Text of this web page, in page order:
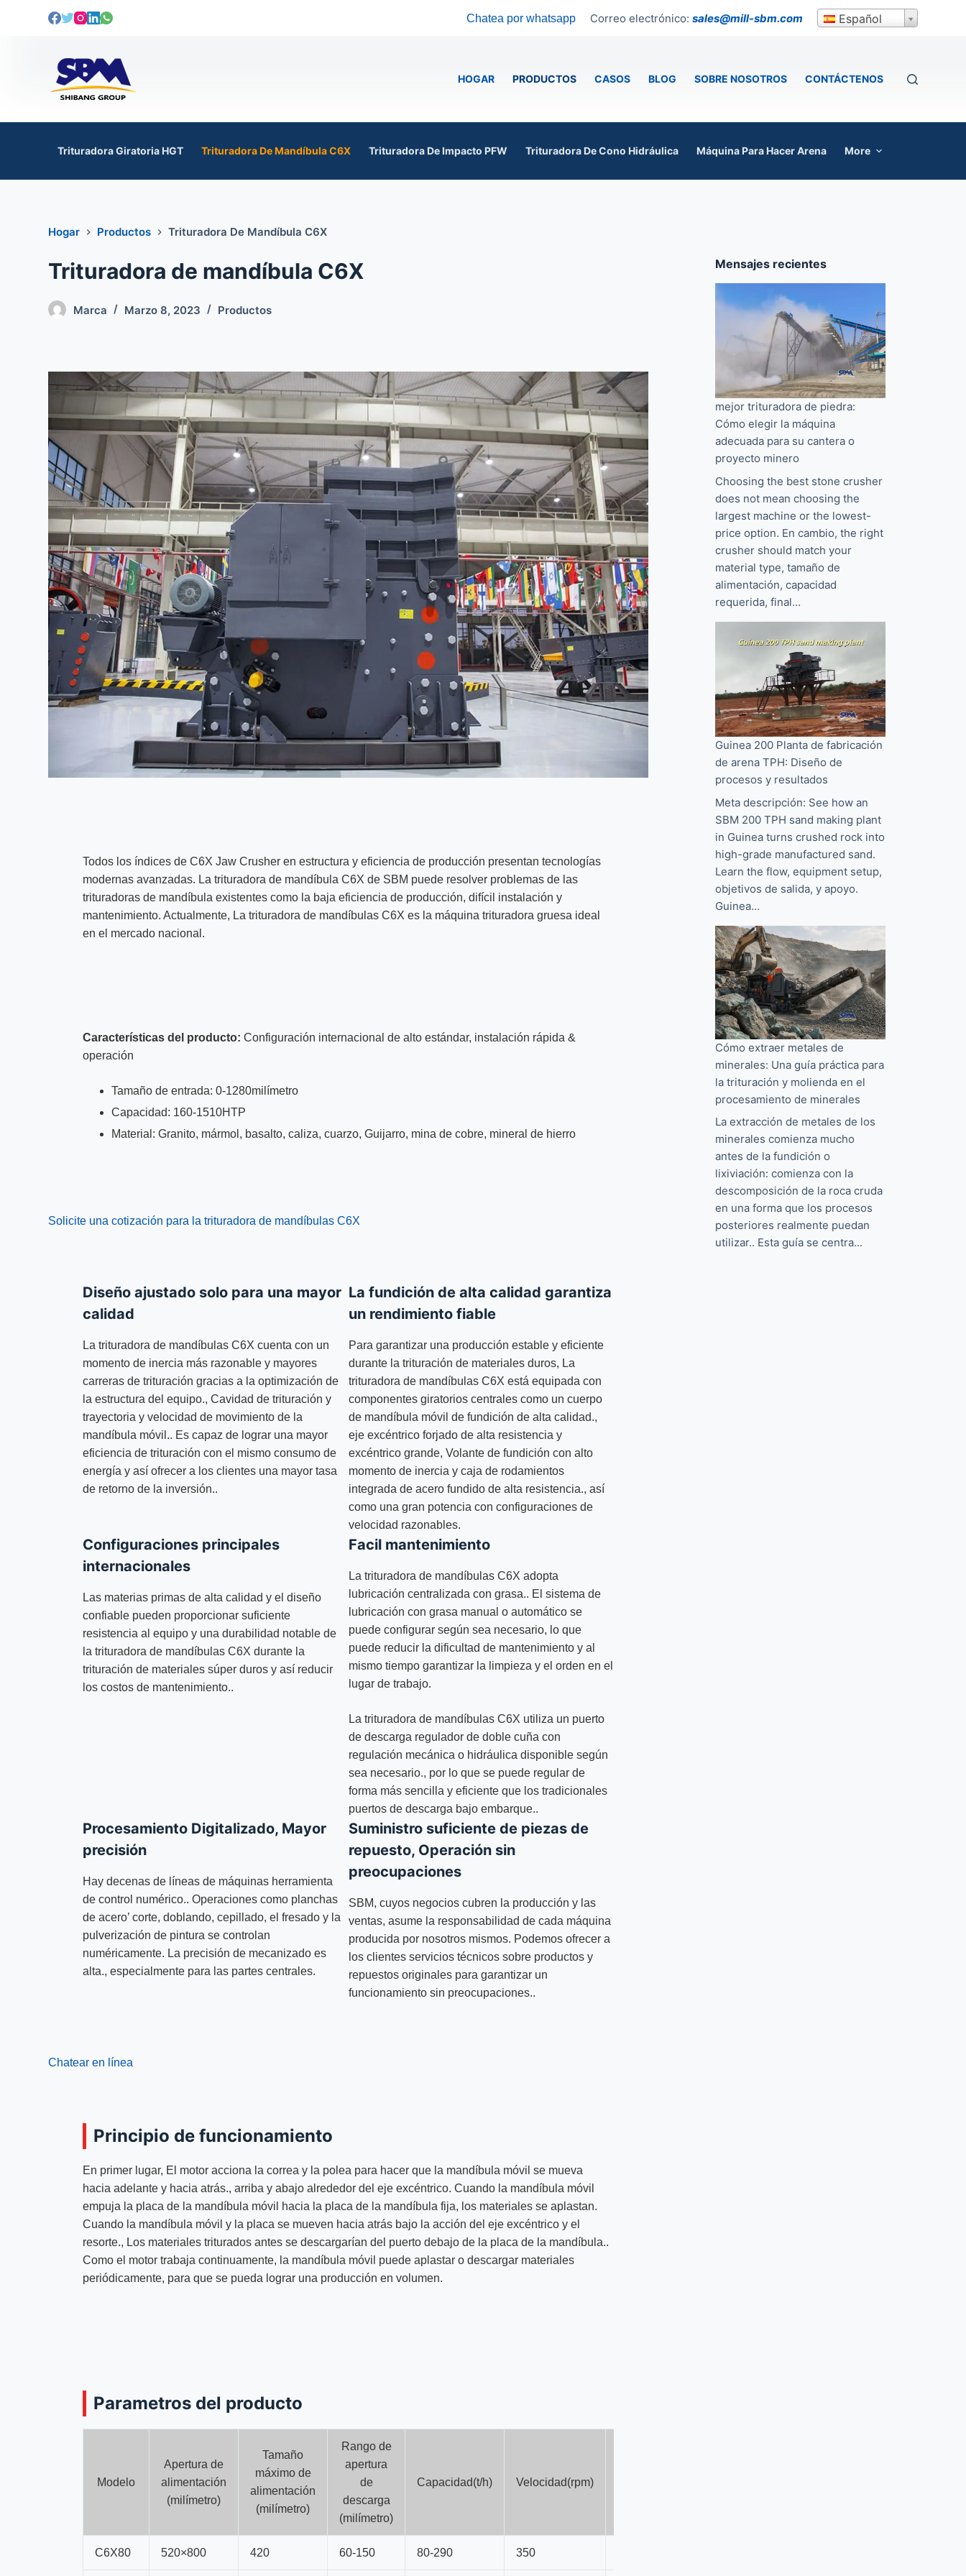
a
o
Chatea por whatsapp Correo electrónico: sales@mill-sbm.com Español
HOGAR PRODUCTOS CASOS BLOG SOBRE NOSOTROS CONTÁCTENOS
Trituradora Giratoria HGT Trituradora De Mandíbula C6X Trituradora De Impacto PFW Trituradora De Cono Hidráulica Máquina Para Hacer Arena More
Hogar Productos Trituradora De Mandíbula C6X
Trituradora de mandíbula C6X
Marca Marzo 8, 2023 Productos
Todos los índices de C6X Jaw Crusher en estructura y eficiencia de producción presentan tecnologías
modernas avanzadas. La trituradora de mandíbula C6X de SBM puede resolver problemas de las
trituradoras de mandíbula existentes como la baja eficiencia de producción, difícil instalación y
mantenimiento. Actualmente, La trituradora de mandíbulas C6X es la máquina trituradora gruesa ideal
en el mercado nacional.
Características del producto:Configuración internacional de alto estándar, instalación rápida &
operación
Tamaño de entrada: 0-1280milímetro
Capacidad: 160-1510HTP
Material: Granito, mármol, basalto, caliza, cuarzo, Guijarro, mina de cobre, mineral de hierro
Solicite una cotización para la trituradora de mandíbulas C6X
Diseño ajustado solo para una mayor
calidad
La trituradora de mandíbulas C6X cuenta con un
momento de inercia más razonable y mayores
carreras de trituración gracias a la optimización de
la estructura del equipo., Cavidad de trituración y
trayectoria y velocidad de movimiento de la
mandíbula móvil.. Es capaz de lograr una mayor
eficiencia de trituración con el mismo consumo de
energía y así ofrecer a los clientes una mayor tasa
de retorno de la inversión..
La fundición de alta calidad garantiza
un rendimiento fiable
Para garantizar una producción estable y eficiente
durante la trituración de materiales duros, La
trituradora de mandíbulas C6X está equipada con
componentes giratorios centrales como un cuerpo
de mandíbula móvil de fundición de alta calidad.,
eje excéntrico forjado de alta resistencia y
excéntrico grande, Volante de fundición con alto
momento de inercia y caja de rodamientos
integrada de acero fundido de alta resistencia., así
como una gran potencia con configuraciones de
velocidad razonables.
Configuraciones principales
internacionales
Las materias primas de alta calidad y el diseño
confiable pueden proporcionar suficiente
resistencia al equipo y una durabilidad notable de
la trituradora de mandíbulas C6X durante la
trituración de materiales súper duros y así reducir
los costos de mantenimiento..
Facil mantenimiento
La trituradora de mandíbulas C6X adopta
lubricación centralizada con grasa.. El sistema de
lubricación con grasa manual o automático se
puede configurar según sea necesario, lo que
puede reducir la dificultad de mantenimiento y al
mismo tiempo garantizar la limpieza y el orden en el
lugar de trabajo.
La trituradora de mandíbulas C6X utiliza un puerto
de descarga regulador de doble cuña con
regulación mecánica o hidráulica disponible según
sea necesario., por lo que se puede regular de
forma más sencilla y eficiente que los tradicionales
puertos de descarga bajo embarque..
Procesamiento Digitalizado, Mayor
precisión
Hay decenas de líneas de máquinas herramienta
de control numérico.. Operaciones como planchas
de acero’ corte, doblando, cepillado, el fresado y la
pulverización de pintura se controlan
numéricamente. La precisión de mecanizado es
alta., especialmente para las partes centrales.
Suministro suficiente de piezas de
repuesto, Operación sin
preocupaciones
SBM, cuyos negocios cubren la producción y las
ventas, asume la responsabilidad de cada máquina
producida por nosotros mismos. Podemos ofrecer a
los clientes servicios técnicos sobre productos y
repuestos originales para garantizar un
funcionamiento sin preocupaciones..
Chatear en línea
Principio de funcionamiento
En primer lugar, El motor acciona la correa y la polea para hacer que la mandíbula móvil se mueva
hacia adelante y hacia atrás., arriba y abajo alrededor del eje excéntrico. Cuando la mandíbula móvil
empuja la placa de la mandíbula móvil hacia la placa de la mandíbula fija, los materiales se aplastan.
Cuando la mandíbula móvil y la placa se mueven hacia atrás bajo la acción del eje excéntrico y el
resorte., Los materiales triturados antes se descargarían del puerto debajo de la placa de la mandíbula..
Como el motor trabaja continuamente, la mandíbula móvil puede aplastar o descargar materiales
periódicamente, para que se pueda lograr una producción en volumen.
Parametros del producto
Modelo
Apertura de
alimentación
(milímetro)
Tamaño
máximo de
alimentación
(milímetro)
Rango de
apertura
de
descarga
(milímetro)
Capacidad(t/h) Velocidad(rpm)
C6X80 520×800 420 60-150 80-290 350
Mensajes recientes
mejor trituradora de piedra:
Cómo elegir la máquina
adecuada para su cantera o
proyecto minero
Choosing the best stone crusher
does not mean choosing the
largest machine or the lowest-
price option. En cambio,the right
crusher should match your
material type, tamaño de
alimentación, capacidad
requerida,final…
Guinea 200 Planta de fabricación
de arena TPH: Diseño de
procesos y resultados
Meta descripción: See how an
SBM 200TPH sand making plant
in Guinea turns crushed rock into
high-grade manufactured sand.
Learn the flow,equipment setup,
objetivos de salida, y apoyo.
Guinea…
Cómo extraer metales de
minerales: Una guía práctica para
la trituración y molienda en el
procesamiento de minerales
La extracción de metales de los
minerales comienza mucho
antes de la fundición o
lixiviación: comienza con la
descomposición de la roca cruda
en una forma que los procesos
posteriores realmente puedan
utilizar.. Esta guía se centra...